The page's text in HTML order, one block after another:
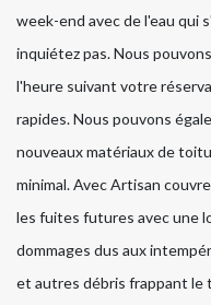
week-end avec de l'eau qui
inquiétez pas. Nous
l'heure suivant votre
rapides. Nous pouvons
nouveaux matériaux de
minimal. Avec Artisan
les fuites futures avec une
dommages dus aux
et autres débris frappant le